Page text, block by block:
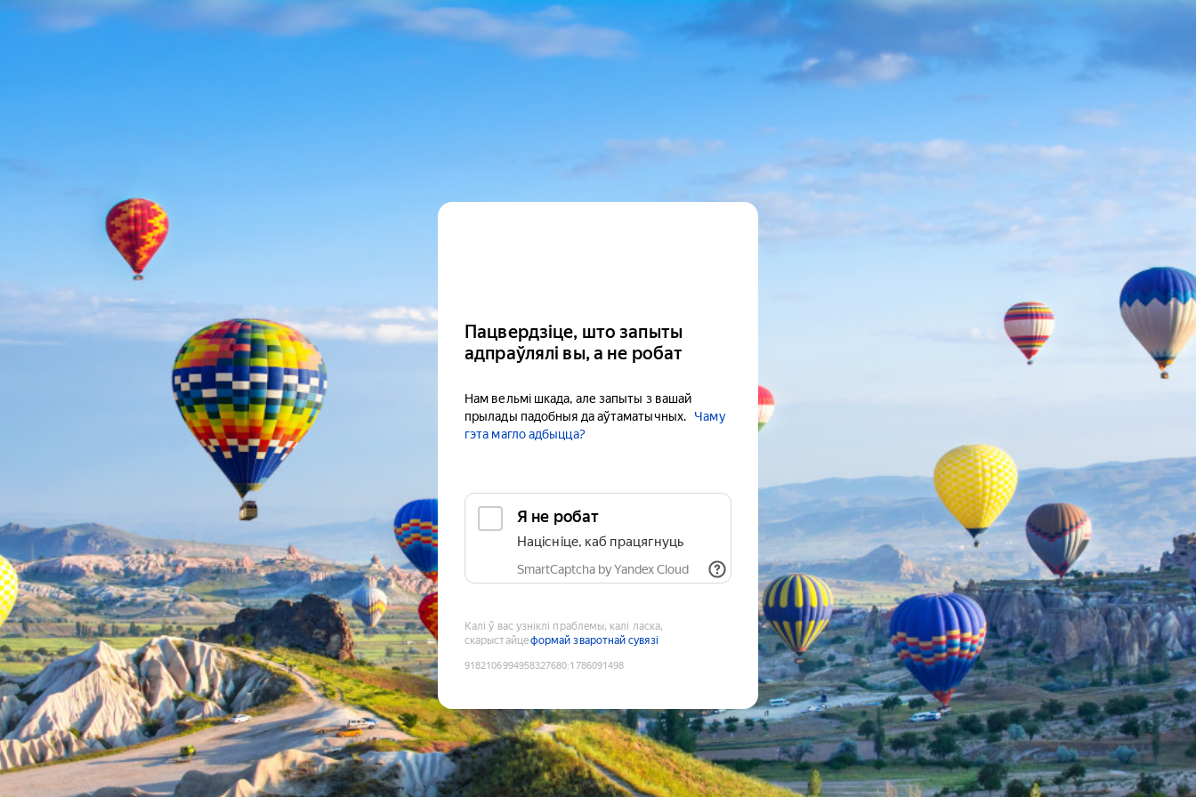
Пацвердзіце, што запыты
адпраўлялі вы, а не робат
Нам вельмі шкада, але запыты з вашай
прылады падобныя да аўтаматычных.
Чаму
гэта магло адбыцца?
Я не робат
Націсніце, каб працягнуць
SmartCaptcha by Yandex Cloud
Калі ў вас узніклі праблемы, калі ласка,
скарыстайцеформай зваротнай сувязі
9182106994958327680:1786091498